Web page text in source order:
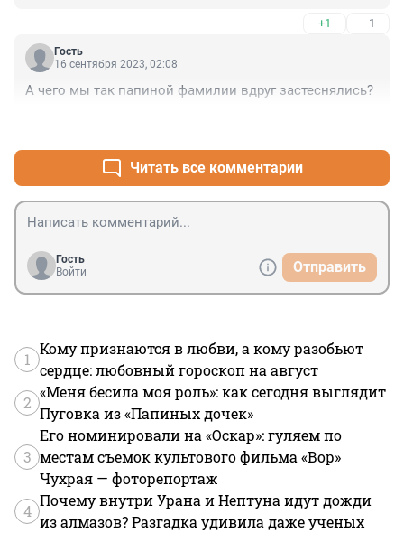
+1 –1
Гость
16 сентября 2023, 02:08
А чего мы так папиной фамилии вдруг застеснялись?
Читать все комментарии
Гость
Войти
Отправить
1
Кому признаются в любви, а кому разобьют
сердце: любовный гороскоп на август
2
«Меня бесила моя роль»: как сегодня выглядит
Пуговка из «Папиных дочек»
3
Его номинировали на «Оскар»: гуляем по
местам съемок культового фильма «Вор»
Чухрая — фоторепортаж
4
Почему внутри Урана и Нептуна идут дожди
из алмазов? Разгадка удивила даже ученых